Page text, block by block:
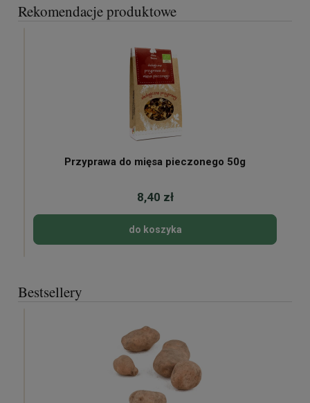
Rekomendacje produktowe
Przyprawa do mięsa pieczonego 50g
8,40 zł
do koszyka
Bestsellery